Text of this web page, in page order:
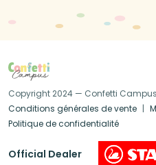
Copyright 2024 — Confetti Campus
Conditions générales de vente
Politique de confidentialité
Official Dealer